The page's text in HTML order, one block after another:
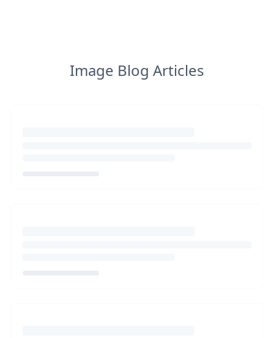
Image Blog Articles